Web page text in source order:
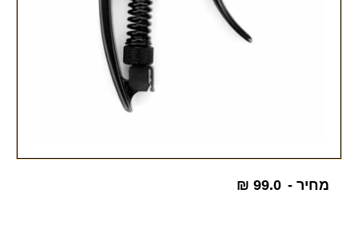
מחיר - ₪ 99.0